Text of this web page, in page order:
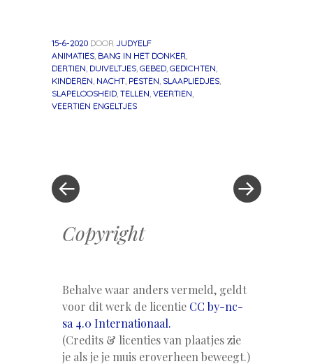
15-6-2020 DOOR JUDYELF
ANIMATIES, BANG IN HET DONKER,
DERTIEN, DUIVELTJES, GEBED, GEDICHTEN,
KINDEREN, NACHT, PESTEN, SLAAPLIEDJES,
SLAPELOOSHEID, TELLEN, VEERTIEN,
VEERTIEN ENGELTJES
Copyright
Behalve waar anders vermeld, geldt
voor dit werk de licentie CC by-nc-
sa 4.0 Internationaal.
(Credits & licenties van plaatjes zie
je als je je muis eroverheen beweegt.)